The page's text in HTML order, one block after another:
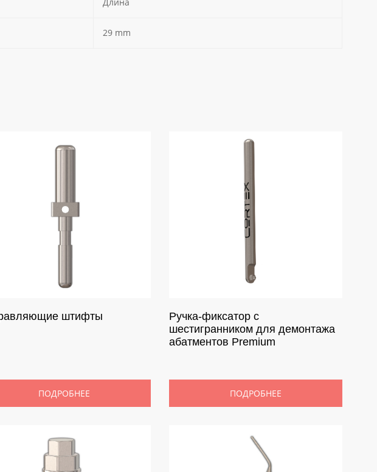
29 mm
штифты
ПОДРОБНЕЕ
Ручка-фиксатор с
шестигранником для демонтажа
абатментов Premium
ПОДРОБНЕЕ